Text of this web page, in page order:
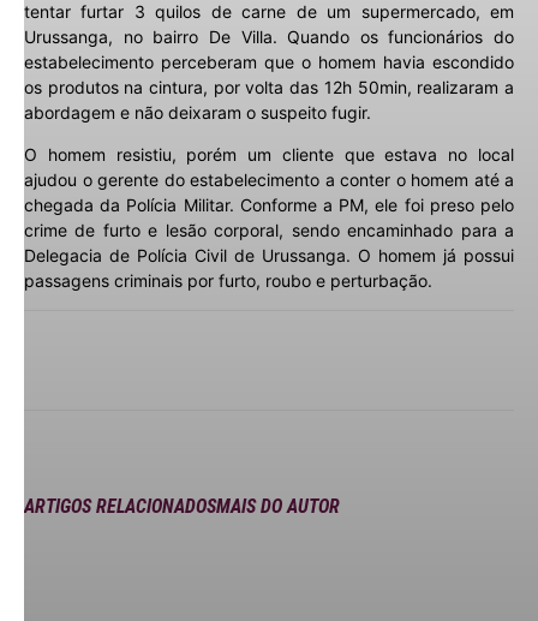
tentar furtar 3 quilos de carne de um supermercado, em
Urussanga, no bairro De Villa. Quando os funcionários do
estabelecimento perceberam que o homem havia escondido
os produtos na cintura, por volta das 12h 50min, realizaram a
abordagem e não deixaram o suspeito fugir.
O homem resistiu, porém um cliente que estava no local
ajudou o gerente do estabelecimento a conter o homem até a
chegada da Polícia Militar. Conforme a PM, ele foi preso pelo
crime de furto e lesão corporal, sendo encaminhado para a
Delegacia de Polícia Civil de Urussanga. O homem já possui
passagens criminais por furto, roubo e perturbação.
ARTIGOS RELACIONADOSMAIS DO AUTOR